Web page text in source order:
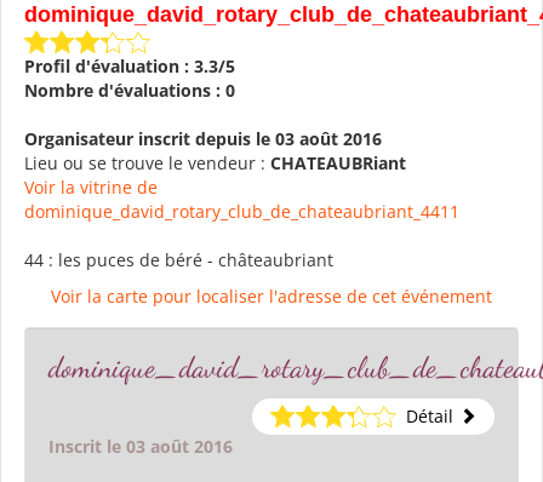
Profil d'évaluation : 3.3/5
Nombre d'évaluations : 0
Organisateur inscrit depuis le 03 août 2016
Lieu ou se trouve le vendeur : CHATEAUBRiant
Voir la vitrine de
dominique_david_rotary_club_de_chateaubriant_4411
44 : les puces de béré - châteaubriant
Voir la carte pour localiser l'adresse de cet événement
Détail
Inscrit le 03 août 2016